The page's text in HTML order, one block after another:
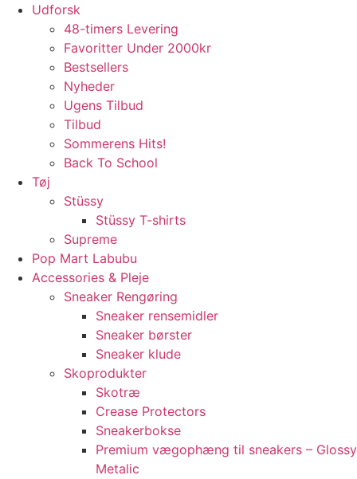
Udforsk
48-timers Levering
Favoritter Under 2000kr
Bestsellers
Nyheder
Ugens Tilbud
Tilbud
Sommerens Hits!
Back To School
Tøj
Stüssy
Stüssy T-shirts
Supreme
Pop Mart Labubu
Accessories & Pleje
Sneaker Rengøring
Sneaker rensemidler
Sneaker børster
Sneaker klude
Skoprodukter
Skotræ
Crease Protectors
Sneakerbokse
Premium vægophæng til sneakers – Glossy
Metalic